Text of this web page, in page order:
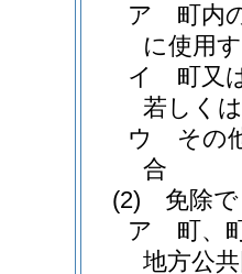
ア
町内
に使用
イ
町又
若しく
ウ
その
合
(2)
免除
ア
町、
地方公